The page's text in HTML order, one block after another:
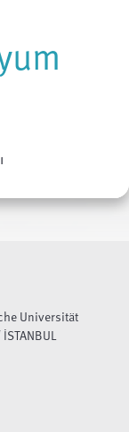
Universität